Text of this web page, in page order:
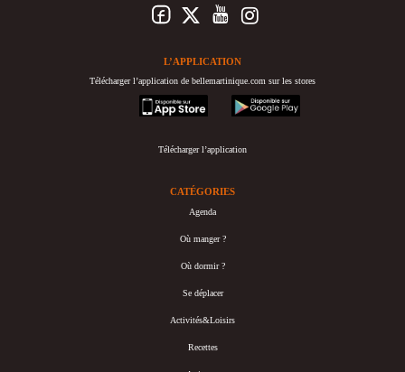
L’APPLICATION
Télécharger l’application de bellemartinique.com sur les stores
appstore
googleplay
Télécharger l’application
CATÉGORIES
Agenda
Où manger ?
Où dormir ?
Se déplacer
Activités&Loisirs
Recettes